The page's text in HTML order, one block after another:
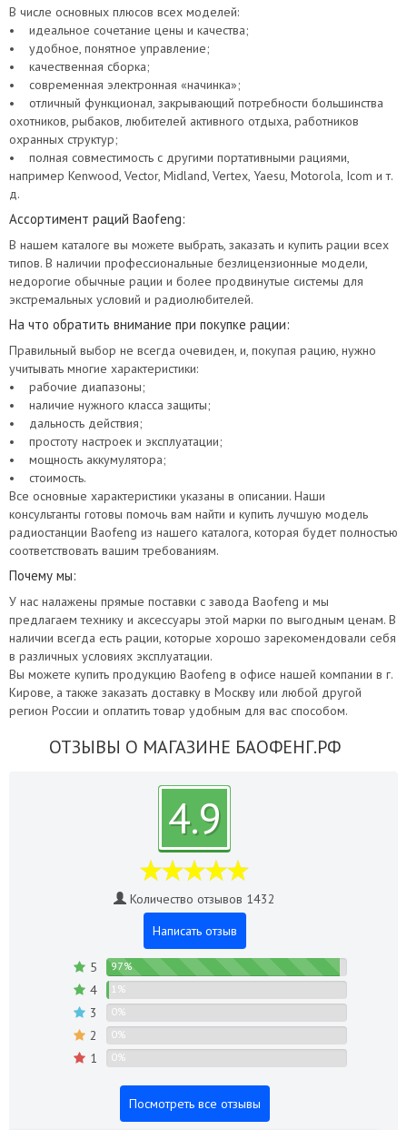
В числе основных плюсов всех моделей:
• идеальное сочетание цены и качества;
• удобное, понятное управление;
• качественная сборка;
• современная электронная «начинка»;
• отличный функционал, закрывающий потребности большинства
охотников, рыбаков, любителей активного отдыха, работников
охранных структур;
• полная совместимость с другими портативными рациями,
например Kenwood, Vector, Midland, Vertex, Yaesu, Motorola, Icom и т.
д.
Ассортимент раций Baofeng:
В нашем каталоге вы можете выбрать, заказать и купить рации всех
типов. В наличии профессиональные безлицензионные модели,
недорогие обычные рации и более продвинутые системы для
экстремальных условий и радиолюбителей.
На что обратить внимание при покупке рации:
Правильный выбор не всегда очевиден, и, покупая рацию, нужно
учитывать многие характеристики:
• рабочие диапазоны;
• наличие нужного класса защиты;
• дальность действия;
• простоту настроек и эксплуатации;
• мощность аккумулятора;
• стоимость.
Все основные характеристики указаны в описании. Наши
консультанты готовы помочь вам найти и купить лучшую модель
радиостанции Baofeng из нашего каталога, которая будет полностью
соответствовать вашим требованиям.
Почему мы:
У нас налажены прямые поставки с завода Baofeng и мы
предлагаем технику и аксессуары этой марки по выгодным ценам. В
наличии всегда есть рации, которые хорошо зарекомендовали себя
в различных условиях эксплуатации.
Вы можете купить продукцию Baofeng в офисе нашей компании в г.
Кирове, а также заказать доставку в Москву или любой другой
регион России и оплатить товар удобным для вас способом.
ОТЗЫВЫ О МАГАЗИНЕ БАОФЕНГ.РФ
4.9
Количество отзывов 1432
Написать отзыв
5 97%
4 1%
3 0%
2 0%
1 0%
Посмотреть все отзывы